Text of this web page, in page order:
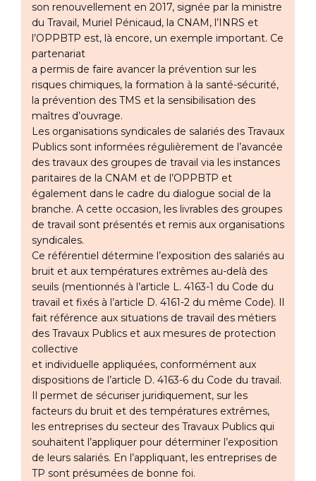
son renouvellement en 2017, signée par la ministre
du Travail, Muriel Pénicaud, la CNAM, l’INRS et
l’OPPBTP est, là encore, un exemple important. Ce
partenariat
a permis de faire avancer la prévention sur les
risques chimiques, la formation à la santé-sécurité,
la prévention des TMS et la sensibilisation des
maîtres d’ouvrage.
Les organisations syndicales de salariés des Travaux
Publics sont informées régulièrement de l’avancée
des travaux des groupes de travail via les instances
paritaires de la CNAM et de l’OPPBTP et
également dans le cadre du dialogue social de la
branche. A cette occasion, les livrables des groupes
de travail sont présentés et remis aux organisations
syndicales.
Ce référentiel détermine l’exposition des salariés au
bruit et aux températures extrêmes au-delà des
seuils (mentionnés à l’article L. 4163-1 du Code du
travail et fixés à l’article D. 4161-2 du même Code). Il
fait référence aux situations de travail des métiers
des Travaux Publics et aux mesures de protection
collective
et individuelle appliquées, conformément aux
dispositions de l’article D. 4163-6 du Code du travail.
Il permet de sécuriser juridiquement, sur les
facteurs du bruit et des températures extrêmes,
les entreprises du secteur des Travaux Publics qui
souhaitent l’appliquer pour déterminer l’exposition
de leurs salariés. En l’appliquant, les entreprises de
TP sont présumées de bonne foi.